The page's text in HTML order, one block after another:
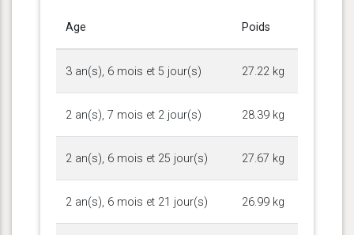
Age Poids
3 an(s), 6 mois et 5 jour(s) 27.22 kg
2 an(s), 7 mois et 2 jour(s) 28.39 kg
2 an(s), 6 mois et 25 jour(s) 27.67 kg
2 an(s), 6 mois et 21 jour(s) 26.99 kg